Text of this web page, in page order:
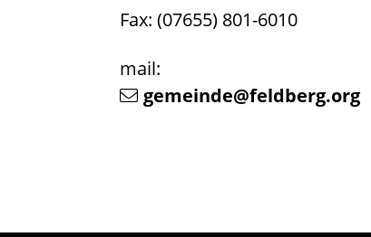
Fax: (07655) 801-6010
mail:
gemeinde@feldberg.org